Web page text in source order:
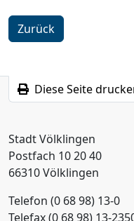
Zurück
Diese Seite
Stadt Völklingen
Postfach 10 20 40
66310 Völklingen
Telefon (0 68 98) 13-0
Telefax (0 68 98) 13-